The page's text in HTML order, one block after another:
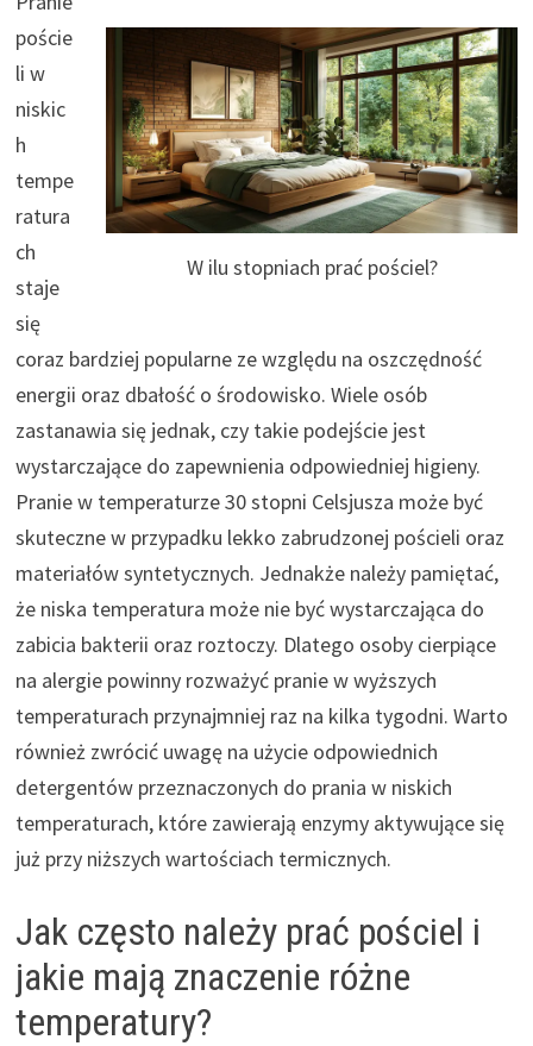
W ilu stopniach prać pościel?
poście
li w
niskic
h
tempe
ratura
ch
staje
się
coraz bardziej popularne ze względu na oszczędność
energii oraz dbałość o środowisko. Wiele osób
zastanawia się jednak, czy takie podejście jest
wystarczające do zapewnienia odpowiedniej higieny.
Pranie w temperaturze 30 stopni Celsjusza może być
skuteczne w przypadku lekko zabrudzonej pościeli oraz
materiałów syntetycznych. Jednakże należy pamiętać,
że niska temperatura może nie być wystarczająca do
zabicia bakterii oraz roztoczy. Dlatego osoby cierpiące
na alergie powinny rozważyć pranie w wyższych
temperaturach przynajmniej raz na kilka tygodni. Warto
również zwrócić uwagę na użycie odpowiednich
detergentów przeznaczonych do prania w niskich
temperaturach, które zawierają enzymy aktywujące się
już przy niższych wartościach termicznych.
Jak często należy prać pościel i
jakie mają znaczenie różne
temperatury?